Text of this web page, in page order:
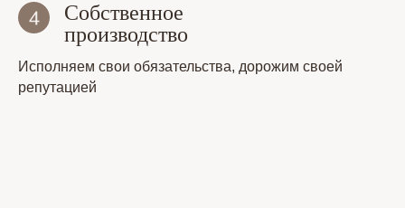
Собственное
производство
Исполняем свои обязательства, дорожим своей
репутацией